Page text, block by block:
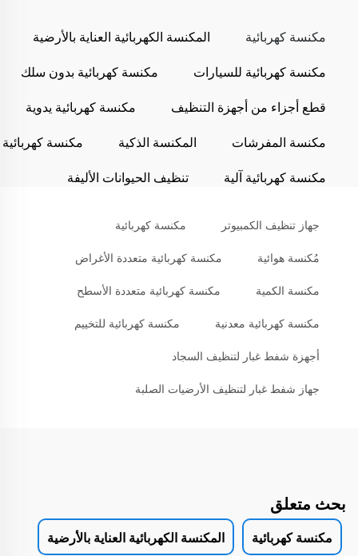
مكنسة كهربائية
المكنسة الكهربائية العناية بالأرضية
مكنسة كهربائية للسيارات
مكنسة كهربائية بدون سلك
قطع أجزاء من أجهزة التنظيف
مكنسة كهربائية يدوية
مكنسة المفرشات
المكنسة الذكية
مكنسة كهربائية
مكنسة كهربائية آلية
تنظيف الحيوانات الأليفة
جهاز تنظيف الكمبيوتر مكنسة كهربائية
مُكنسة هوائية مكنسة كهربائية متعددة الأغراض
مكنسة الكمية مكنسة كهربائية متعددة الأسطح
مكنسة كهربائية معدنية مكنسة كهربائية للتخييم
أجهزة شفط غبار لتنظيف السجاد
جهاز شفط غبار لتنظيف الأرضيات الصلبة
بحث متعلق
مكنسة كهربائية المكنسة الكهربائية العناية بالأرضية